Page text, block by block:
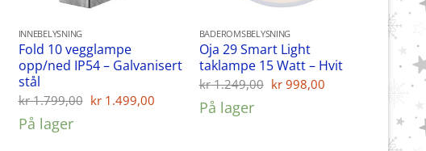
INNEBELYSNING
Fold 10 vegglampe
opp/ned IP54 – Galvanisert
stål
kr1.799,00 Opprinnelig
kr 1.499,00 Nåværende
På lager
BADEROMSBELYSNING
Oja 29 Smart Light
taklampe 15 Watt – Hvit
kr1.249,00 Opprinnelig
kr 998,00
På lager